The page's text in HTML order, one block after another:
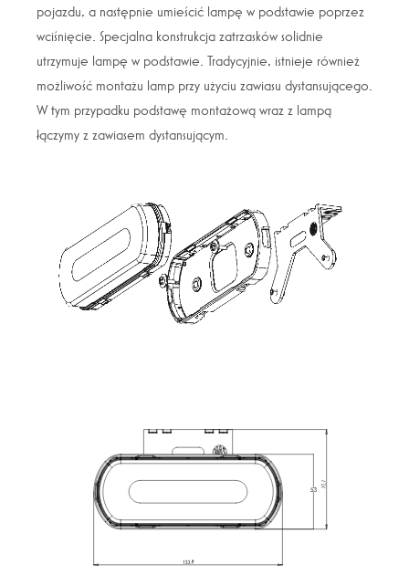
pojazdu, a następnie umieścić lampę w podstawie poprzez
wciśnięcie. Specjalna konstrukcja zatrzasków solidnie
utrzymuje lampę w podstawie. Tradycyjnie, istnieje również
możliwość montażu lamp przy użyciu zawiasu dystansującego.
W tym przypadku podstawę montażową wraz z lampą
łączymy z zawiasem dystansującym.